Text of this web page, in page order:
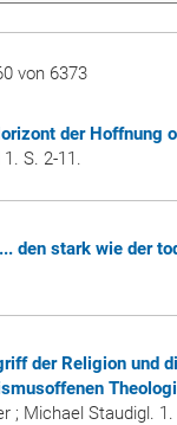
von 6373
der Hoffnung
S. 2-11.
den stark wie der
der Religion und
; Michael Staudigl.